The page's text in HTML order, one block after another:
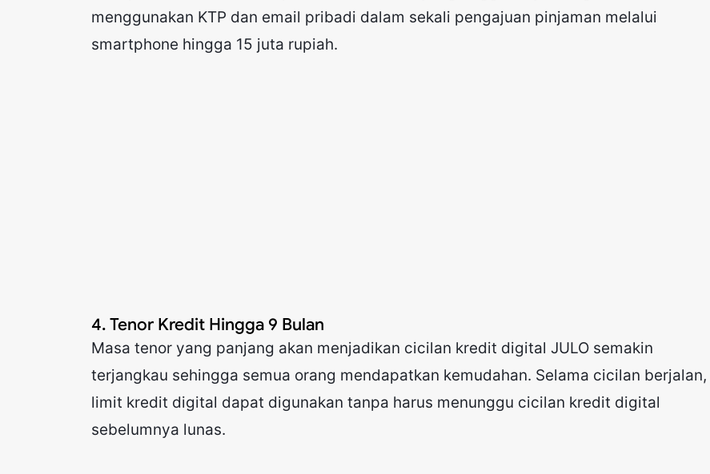
menggunakan KTP dan email pribadi dalam sekali pengajuan pinjaman melalui
smartphone hingga 15 juta rupiah.
4. Tenor Kredit Hingga 9 Bulan
Masa tenor yang panjang akan menjadikan cicilan kredit digital JULO semakin
terjangkau sehingga semua orang mendapatkan kemudahan. Selama cicilan berjalan,
limit kredit digital dapat digunakan tanpa harus menunggu cicilan kredit digital
sebelumnya lunas.